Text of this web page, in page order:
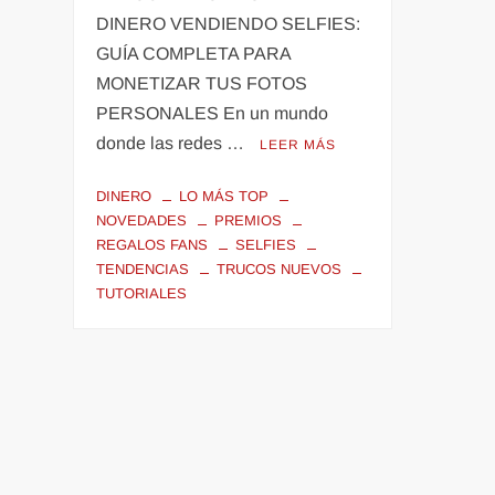
DINERO VENDIENDO SELFIES:
GUÍA COMPLETA PARA
MONETIZAR TUS FOTOS
PERSONALES En un mundo
donde las redes …
LEER MÁS
DINERO
LO MÁS TOP
NOVEDADES
PREMIOS
REGALOS FANS
SELFIES
TENDENCIAS
TRUCOS NUEVOS
TUTORIALES